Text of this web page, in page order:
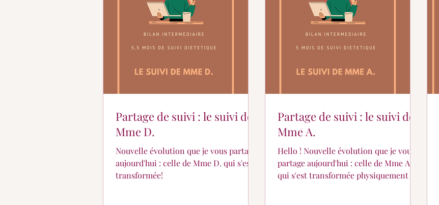
Partage de suivi : le suivi de
Mme D.
Nouvelle évolution que je vous partage
aujourd'hui : celle de Mme D. qui s'est
transformée!
Partage de suivi : le suivi de
Mme A.
Hello ! Nouvelle évolution que je vous
partage aujourd'hui : celle de Mme A.
qui s'est transformée physiquement et